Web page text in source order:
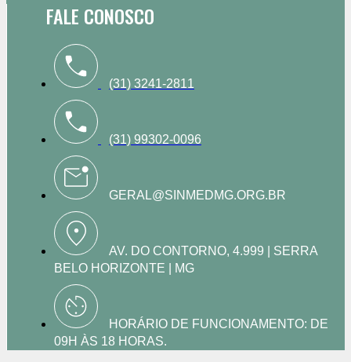
FALE CONOSCO
(31) 3241-2811
(31) 99302-0096
GERAL@SINMEDMG.ORG.BR
AV. DO CONTORNO, 4.999 | SERRA
BELO HORIZONTE | MG
HORÁRIO DE FUNCIONAMENTO: DE
09H ÀS 18 HORAS.